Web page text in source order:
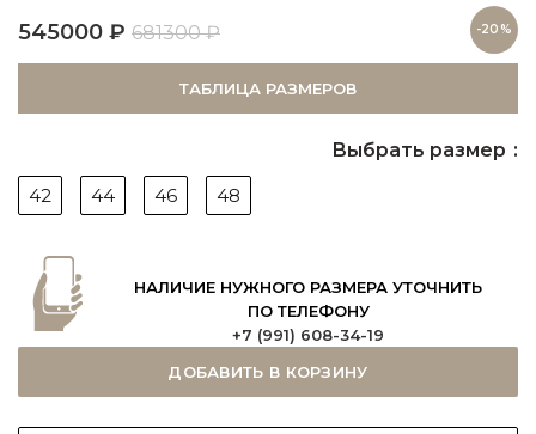
545000 ₽ 681300₽ -20%
ТАБЛИЦА РАЗМЕРОВ
Выбрать размер
42
44 46 48
НАЛИЧИЕ НУЖНОГО РАЗМЕРА УТОЧНИТЬ
ПО ТЕЛЕФОНУ
+7 (991) 608-34-19
ДОБАВИТЬ В КОРЗИНУ